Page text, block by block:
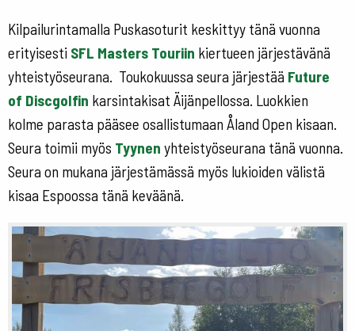
Kilpailurintamalla Puskasoturit keskittyy tänä vuonna
erityisesti SFL Masters Touriin kiertueen järjestävänä
yhteistyöseurana. Toukokuussa seura järjestää Future
of Discgolfin karsintakisat Äijänpellossa. Luokkien
kolme parasta pääsee osallistumaan Åland Open kisaan.
Seura toimii myös Tyynen yhteistyöseurana tänä vuonna.
Seura on mukana järjestämässä myös lukioiden välistä
kisaa Espoossa tänä keväänä.